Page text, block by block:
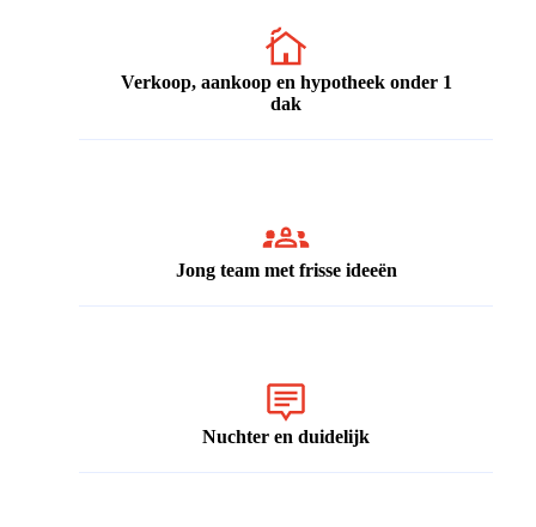
Verkoop, aankoop en hypotheek onder 1
dak
Jong team met frisse ideeën
Nuchter en duidelijk